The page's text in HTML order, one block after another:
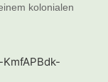
kolonialen